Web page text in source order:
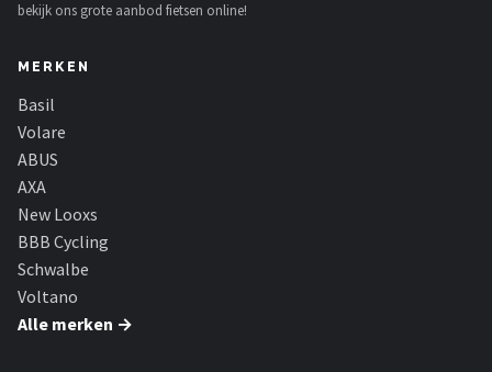
bekijk ons grote aanbod fietsen online!
MERKEN
Basil
Volare
ABUS
AXA
New Looxs
BBB Cycling
Schwalbe
Voltano
Alle merken →